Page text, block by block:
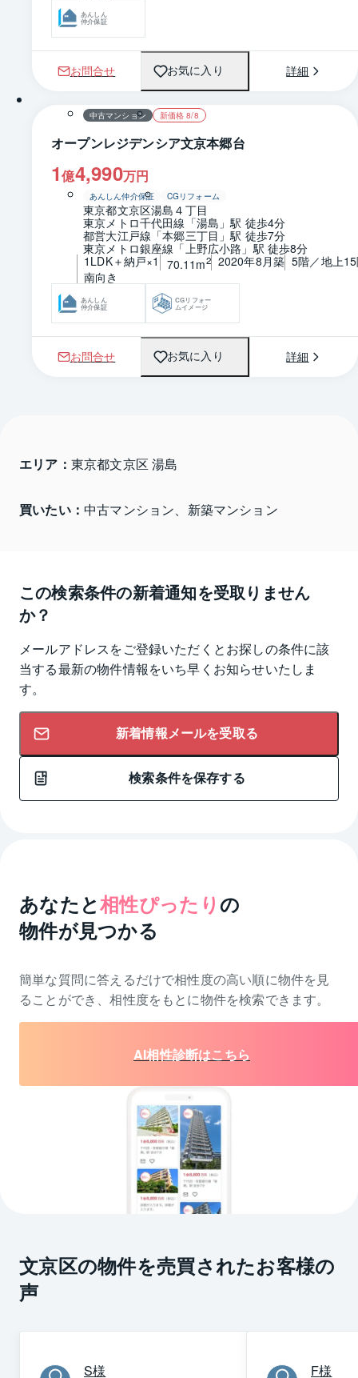
あんしん
仲介保証
お問合せ お気に入り 詳細
1 / 0 間取り
中古マンション 新価格 8/8
オープンレジデンシア文京本郷台
1億4,990万円
あんしん仲介保証 CGリフォーム
東京都文京区湯島４丁目
東京メトロ千代田線「湯島」駅 徒歩4分
都営大江戸線「本郷三丁目」駅 徒歩7分
東京メトロ銀座線「上野広小路」駅 徒歩8分
1LDK＋納戸×1
70.11m2 2020年8月築 5階／地上
南向き
あんしん
仲介保証
CGリフォー
ムイメージ
お問合せ お気に入り 詳細
エリア： 東京都文京区 湯島
買いたい： 中古マンション、新築マンション
この検索条件の新着通知を受取りません
か？
メールアドレスをご登録いただくとお探しの条件に該
当する最新の物件情報をいち早くお知らせいたしま
す。
新着情報メールを受取る
検索条件を保存する
あなたと相性ぴったり の
物件が見つかる
簡単な質問に答えるだけで相性度の高い順に物件を 見
ることができ、相性度をもとに物件を検索できます。
AI相性診断はこちら
文京区の物件を売買されたお客様の
声
S様 F様